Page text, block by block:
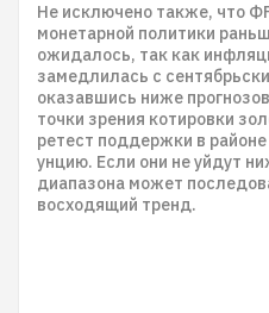
Не исключено также, что
монетарной политики
ожидалось, так как
замедлилась с
оказавшись ниже
точки зрения котировки
ретест поддержки в
унцию. Если они не уйдут
диапазона может
восходящий тренд.